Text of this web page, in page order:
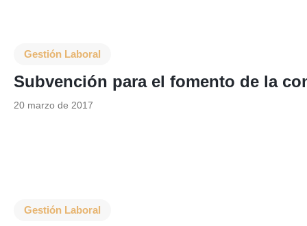
Gestión Laboral
Subvención para el fomento de la
20 marzo de 2017
Gestión Laboral